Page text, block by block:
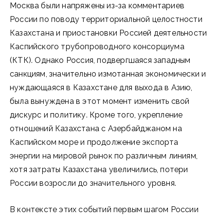
Москва были напряжены из-за комментариев
России по поводу территориальной целостности
Казахстана и приостановки Россией деятельности
Каспийского трубопроводного консорциума
(КТК). Однако Россия, подвергшаяся западным
санкциям, значительно измотанная экономически и
нуждающаяся в Казахстане для выхода в Азию,
была вынуждена в этот момент изменить свой
дискурс и политику. Кроме того, укрепление
отношений Казахстана с Азербайджаном на
Каспийском море и продолжение экспорта
энергии на мировой рынок по различным линиям,
хотя затраты Казахстана увеличились, потери
России возросли до значительного уровня.
В контексте этих событий первым шагом России